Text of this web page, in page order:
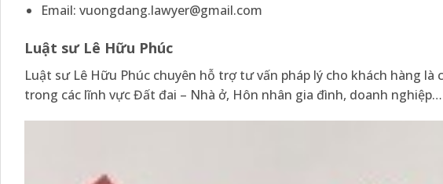
Email: vuongdang.lawyer@gmail.com
Luật sư Lê Hữu Phúc
Luật sư Lê Hữu Phúc chuyên hỗ trợ tư vấn pháp lý cho khách hàng
trong các lĩnh vực Đất đai – Nhà ở, Hôn nhân gia đình, doanh nghiệp…